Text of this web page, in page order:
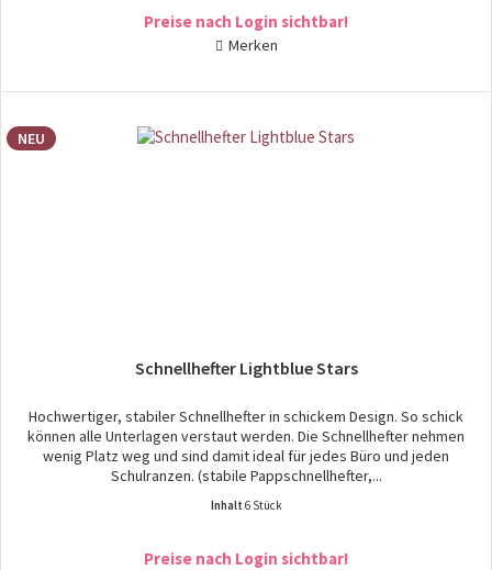
Preise nach Login sichtbar!
Merken
NEU
Schnellhefter Lightblue Stars
Hochwertiger, stabiler Schnellhefter in schickem Design. So schick
können alle Unterlagen verstaut werden. Die Schnellhefter nehmen
wenig Platz weg und sind damit ideal für jedes Büro und jeden
Schulranzen. (stabile Pappschnellhefter,...
Inhalt 6 Stück
Preise nach Login sichtbar!